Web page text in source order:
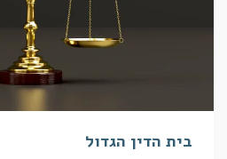
בית הדין הגדול